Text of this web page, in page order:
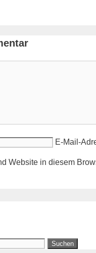
E-Mail-
Website in diesem